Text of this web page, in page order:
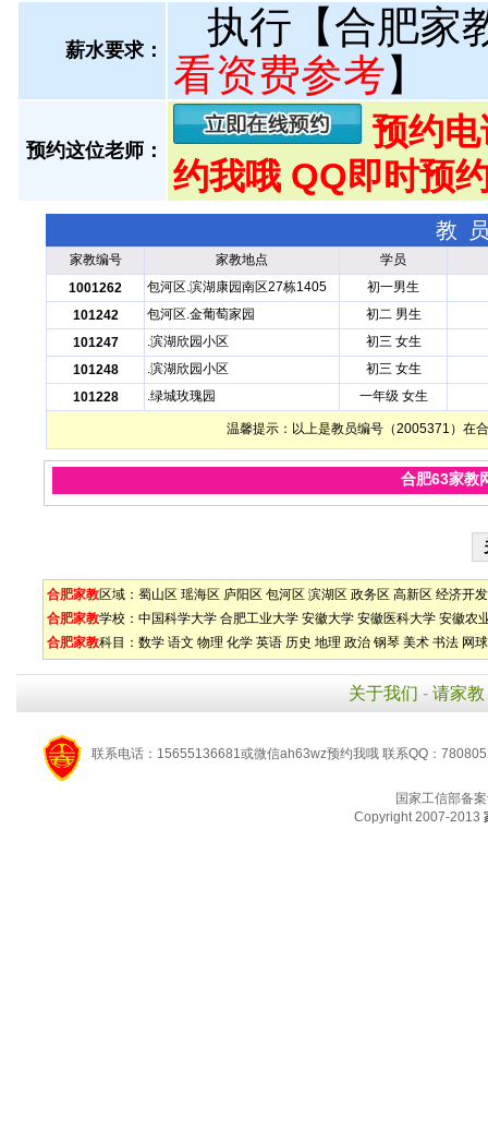
薪水要求：
执行【合肥家
看资费参考】
预约这位老师：
预约
约我哦 QQ即时预
教
家教编号 家教地点
学员
1001262
包河区.滨湖康园南区27栋1405
初一男生
101242
包河区.金葡萄家园
初二 男生
101247
.滨湖欣园小区
初三 女生
101248
.滨湖欣园小区
初三 女生
101228
.绿城玫瑰园 一年级 女生
温馨提示：以上是教员编号（2005371）在
合肥63家教
合肥家教区域： 蜀山区 瑶海区 庐阳区 包河区 滨湖区 政务区 高新区 经济开
合肥家教学校： 中国科学大学 合肥工业大学 安徽大学 安徽医科大学 安徽农
合肥家教科目： 数学 语文 物理 化学 英语 历史 地理 政治 钢琴 美术 书法 网球
关于我们 - 请家教
联系电话：15655136681或微信ah63wz预约我哦 联系QQ：
国家工信部备
Copyright 2007-2013